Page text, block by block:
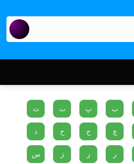
ب پ ت ث
چ ح خ د
ر ز ژ س